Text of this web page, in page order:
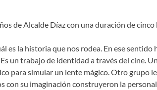
de Alcalde Díaz con una duración de cinco
es la historia que nos rodea. En ese sentido
un trabajo de identidad a través del cine.
para simular un lente mágico. Otro grupo
con su imaginación construyeron la